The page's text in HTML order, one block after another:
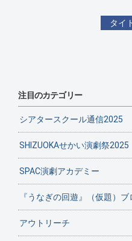
タイ
注目のカテゴリー
シアタースクール通信2025
SHIZUOKAせかい演劇祭2025
SPAC演劇アカデミー
『うなぎの回遊』（仮題）
アウトリーチ